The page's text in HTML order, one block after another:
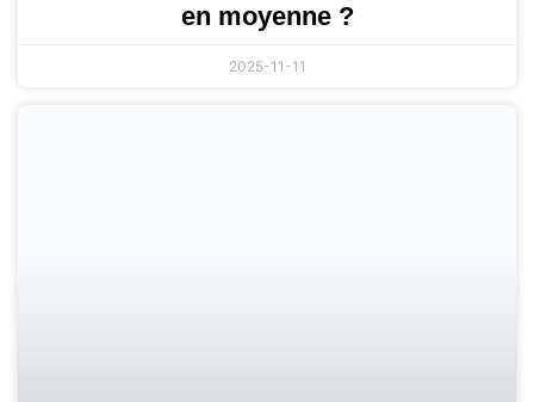
en moyenne ?
2025-11-11